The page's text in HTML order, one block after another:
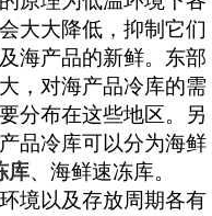
大大降低，抑制它们
海产品的新鲜。东部
，对海产品冷库的需
分布在这些地区。另
品冷库可以分为海鲜
库、海鲜速冻库。
境以及存放周期各有